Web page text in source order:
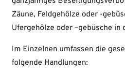
Zäune, Feldgehölze oder -
Ufergehölze oder –gebüsche in
Im Einzelnen umfassen die
folgende Handlungen: